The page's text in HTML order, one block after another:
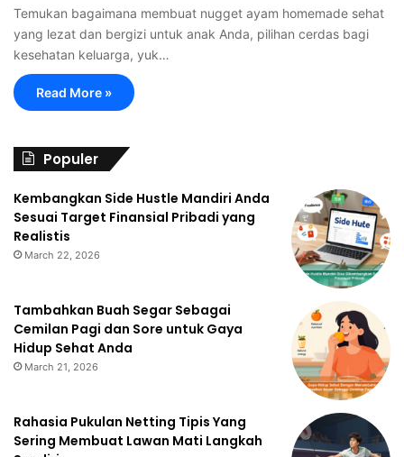
Temukan bagaimana membuat nugget ayam homemade sehat
yang lezat dan bergizi untuk anak Anda, pilihan cerdas bagi
kesehatan keluarga, yuk…
Read More »
Populer
Kembangkan Side Hustle Mandiri Anda
Sesuai Target Finansial Pribadi yang
Realistis
March 22, 2026
Tambahkan Buah Segar Sebagai
Cemilan Pagi dan Sore untuk Gaya
Hidup Sehat Anda
March 21, 2026
Rahasia Pukulan Netting Tipis Yang
Sering Membuat Lawan Mati Langkah